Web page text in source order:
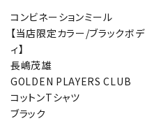
コンビネーションミール
【当店限定カラー/ブラックボデ
ィ】
長嶋茂雄
GOLDEN PLAYERS CLUB
コットンTシャツ
ブラック